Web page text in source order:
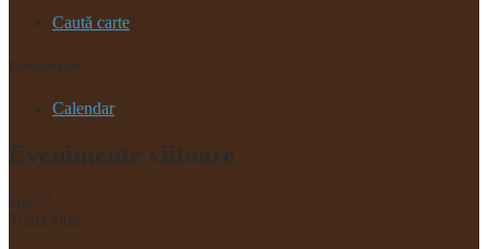
Caută carte
Evenimente
Calendar
Evenimente viitoare
aug. 7
Toată ziua